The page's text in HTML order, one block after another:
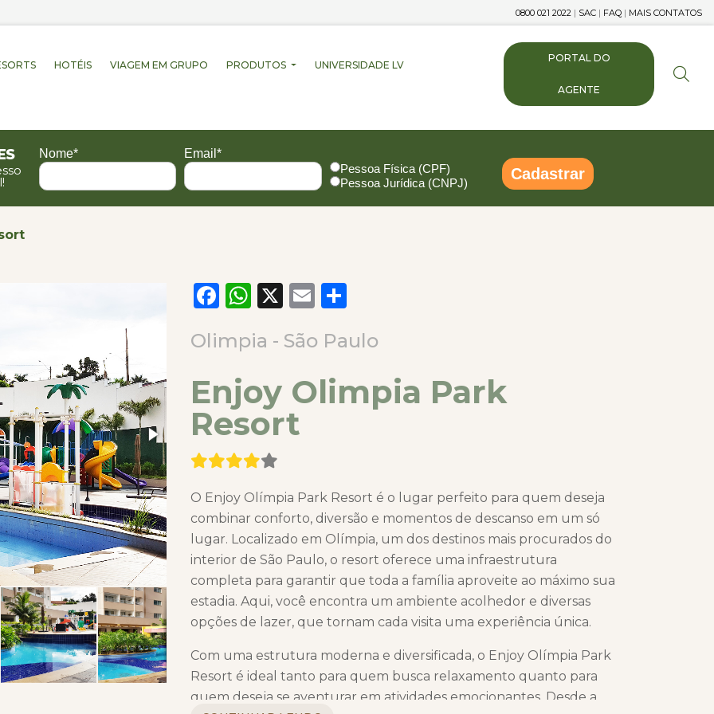
0800 021 2022 | SAC | FAQ | MAIS CONTATOS
HOTÉIS VIAGEM EM GRUPO PRODUTOS UNIVERSIDADE LV
PORTAL DO
AGENTE
Nome*
Email*
Pessoa Física (CPF)
Pessoa Jurídica (CNPJ)
Cadastrar
Facebook
WhatsApp
X Email
Olimpia - São Paulo
Enjoy Olimpia Park
Resort
O Enjoy Olímpia Park Resort é o lugar perfeito para quem deseja
combinar conforto, diversão e momentos de descanso em um só
lugar. Localizado em Olímpia, um dos destinos mais procurados do
interior de São Paulo, o resort oferece uma infraestrutura
completa para garantir que toda a família aproveite ao máximo sua
estadia. Aqui, você encontra um ambiente acolhedor e diversas
opções de lazer, que tornam cada visita uma experiência única.
Com uma estrutura moderna e diversificada, o Enjoy Olímpia Park
Resort é ideal tanto para quem busca relaxamento quanto para
quem deseja se aventurar em atividades emocionantes. Desde a